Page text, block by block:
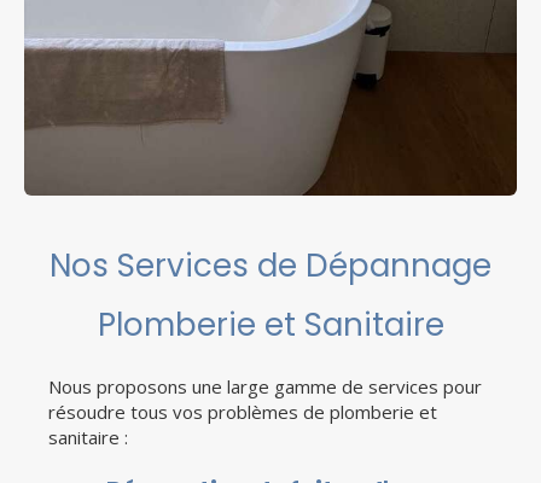
Nos Services de Dépannage
Plomberie et Sanitaire
Nous proposons une large gamme de services pour
résoudre tous vos problèmes de plomberie et
sanitaire :